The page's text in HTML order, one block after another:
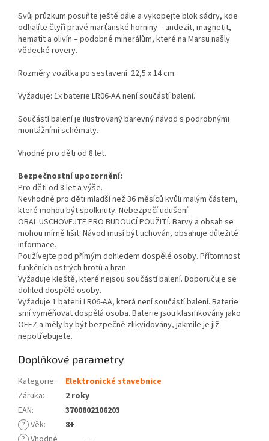
Svůj průzkum posuňte ještě dále a vykopejte blok sádry, kde
odhalíte čtyři pravé marťanské horniny – andezit, magnetit,
hematit a olivín – podobné minerálům, které na Marsu našly
vědecké rovery.
Rozměry vozítka po sestavení: 22,5 x 14 cm.
Vyžaduje: 1x baterie LR06-AA není součástí balení.
Součástí balení je ilustrovaný barevný návod s podrobnými
montážními schématy.
Vhodné pro děti od 8 let.
Bezpečnostní upozornění:
Pro děti od 8 let a výše.
Nevhodné pro děti mladší než 36 měsíců kvůli malým částem,
které mohou být spolknuty. Nebezpečí udušení.
OBAL USCHOVEJTE PRO BUDOUCÍ POUŽITÍ. Barvy a obsah se
mohou mírně lišit. Návod musí být uchován, obsahuje důležité
informace.
Používejte pod přímým dohledem dospělé osoby. Přítomnost
funkčních ostrých hrotů a hran.
Vyžaduje kleště, které nejsou součástí balení. Doporučuje se
dohled dospělé osoby.
Vyžaduje 1 baterii LR06-AA, která není součástí balení. Baterie
smí vyměňovat dospělá osoba. Baterie jsou klasifikovány jako
OEEZ a měly by být bezpečně zlikvidovány, jakmile je již
nepotřebujete.
Doplňkové parametry
Kategorie:
Elektronické stavebnice
Záruka:
2 roky
EAN:
3700802106203
? Věk:
8+